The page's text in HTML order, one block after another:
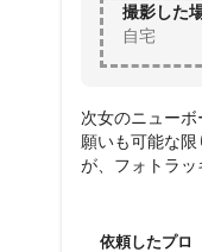
撮影した
自宅
次女のニュー
願いも可能な
が、フォトラ
依頼したプロ